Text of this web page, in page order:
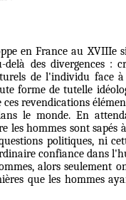
en France au
delà des divergences
de l'individu face
forme de tutelle
revendications
le monde. En
les hommes sont
politiques, ni
confiance dans
alors seulement
que les hommes